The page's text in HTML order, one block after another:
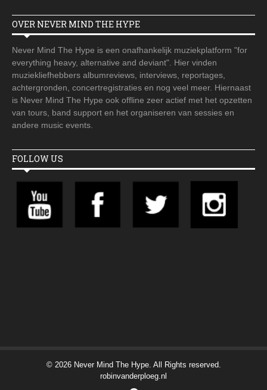
OVER NEVER MIND THE HYPE
Never Mind The Hype is een onafhankelijk muziekplatform "for
everything heavy, alternative and deviant". Hier vinden
muziekliefhebbers albumreviews, interviews, reportages,
achtergronden, concertregistraties en nog veel meer. Hiernaast
is Never Mind The Hype ook offline zeer actief met het opzetten
van tours, band support en het organiseren van sessies en
andere music events.
FOLLOW US
© 2026 Never Mind The Hype. All Rights reserved.
robinvanderploeg.nl